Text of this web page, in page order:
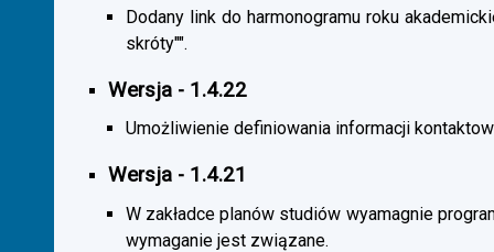
Dodany link do harmonogramu roku
skróty"".
Wersja - 1.4.22
Umożliwienie definiowania informacji
Wersja - 1.4.21
W zakładce planów studiów wyamagnie
wymaganie jest związane.